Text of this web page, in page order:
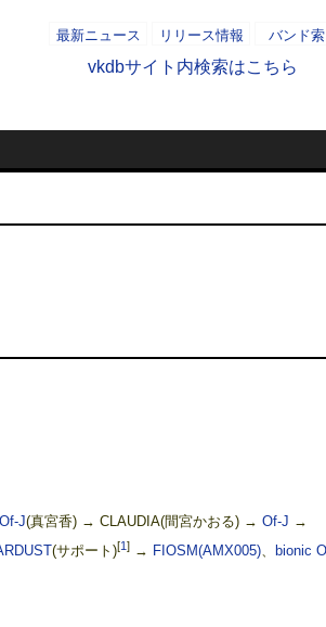
最新ニュース リリース情報 バンド
vkdbサイト内検索はこちら
Of-J(真宮香) → CLAUDIA(間宮かおる) → Of-J →
(サポート)[1]→ FIOSM(AMX005)、
bionic